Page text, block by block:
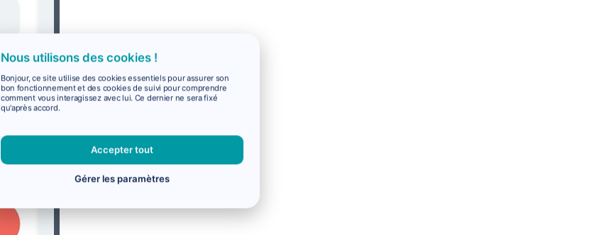
Nous utilisons des cookies !
Bonjour, ce site utilise des cookies essentiels pour assurer son
bon fonctionnement et des cookies de suivi pour comprendre
comment vous interagissez avec lui. Ce dernier ne sera fixé
qu'après accord.
Accepter tout
Gérer les paramètres